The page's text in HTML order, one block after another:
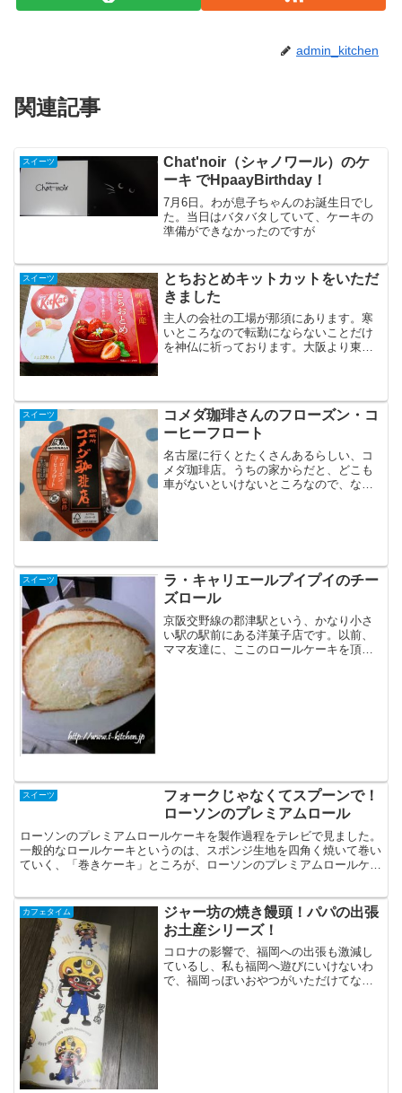
admin_kitchen
関連記事
スイーツ
Chat'noir（シャノワール）のケ
ーキ でHpaayBirthday！
7月6日。わが息子ちゃんのお誕生日でし
た。当日はバタバタしていて、ケーキの
準備ができなかったのですが
スイーツ
とちおとめキットカットをいただ
きました
主人の会社の工場が那須にあります。寒
いところなので転勤にならないことだけ
を神仏に祈っております。大阪より東は
です。ご当地キットカットな...
スイーツ
コメダ珈琲さんのフローズン・コ
ーヒーフロート
名古屋に行くとたくさんあるらしい、コ
メダ珈琲店。うちの家からだと、どこも
車がないといけないところなので、なか
スイーツ
ラ・キャリエールプイプイのチー
ズロール
京阪交野線の郡津駅という、かなり小さ
い駅の駅前にある洋菓子店です。以前、
ママ友達に、ここのロールケーキを頂い
スイーツ
フォークじゃなくてスプーンで！
ローソンのプレミアムロール
ローソンのプレミアムロールケーキを製作過程をテレビで見ました。
一般的なロールケーキというのは、スポンジ生地を四角く焼いて巻い
ていく、「巻きケーキ」ところが、ローソンのプレミアムロールケー
カフェタイム
ジャー坊の焼き饅頭！パパの出張
お土産シリーズ！
コロナの影響で、福岡への出張も激減し
ているし、私も福岡へ遊びにいけないわ
で、福岡っぽいおやつがいただけてない